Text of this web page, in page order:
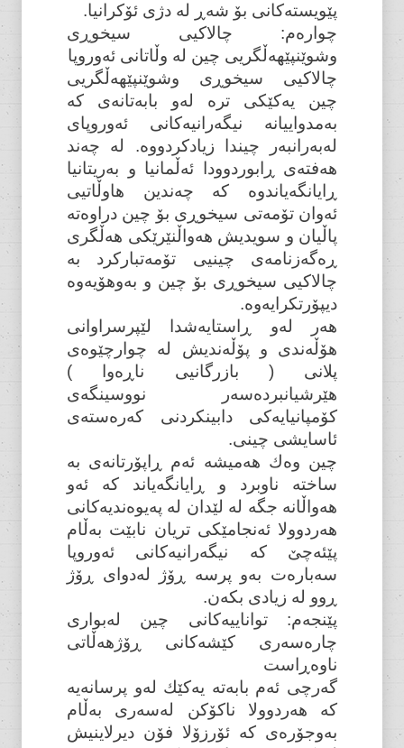
پێویستەکانی بۆ شەڕ لە دژی ئۆکرانیا.
چوارەم: چالاکیی سیخوڕی
وشوێنپێهەڵگریی چین لە وڵاتانی ئەوروپا
چالاکیی سیخوڕی وشوێنپێهەڵگریی
چین یەکێکی ترە لەو بابەتانەی کە
بەمدواییانە نیگەرانیەکانی ئەوروپای
لەبەرانبەر چیندا زیادکردووە. لە چەند
هەفتەی ڕابوردوودا ئەڵمانیا و بەریتانیا
ڕایانگەیاندوە کە چەندین هاوڵاتیی
ئەوان تۆمەتی سیخوڕی بۆ چین دراوەتە
پاڵیان و سویدیش هەواڵنێرێکی هەڵگری
ڕەگەزنامەی چینیی تۆمەتبارکرد بە
چالاکیی سیخوڕی بۆ چین و بەوهۆیەوە
دیپۆرتکرایەوە.
هەر لەو ڕاستایەشدا لێپرسراوانی
هۆڵەندی و پۆڵەندیش لە چوارچێوەی
پلانی ( بازرگانیی ناڕەوا )
هێرشیانبردەسەر نووسینگەی
کۆمپانیایەکی دابینکردنی کەرەستەی
ئاسایشی چینی.
چین وەك هەمیشە ئەم ڕاپۆرتانەی بە
ساختە ناوبرد و ڕایانگەیاند کە ئەو
هەواڵانە جگە لە لێدان لە پەیوەندیەکانی
هەردوولا ئەنجامێکی تریان نابێت بەڵام
پێئەچێ کە نیگەرانیەکانی ئەوروپا
سەبارەت بەو پرسە ڕۆژ لەدوای ڕۆژ
ڕوو لە زیادی بکەن.
پێنجەم: تواناییەکانی چین لەبواری
چارەسەری کێشەکانی ڕۆژهەڵاتی
ناوەڕاست
گەرچی ئەم بابەتە یەکێك لەو پرسانەیە
کە هەردوولا ناکۆكن لەسەری بەڵام
بەوجۆرەی کە ئۆرزۆلا فۆن دیرلاینیش